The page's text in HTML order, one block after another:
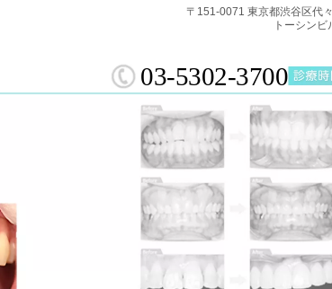
〒151-0071 東京都渋谷区代
トーシン
03-5302-3700